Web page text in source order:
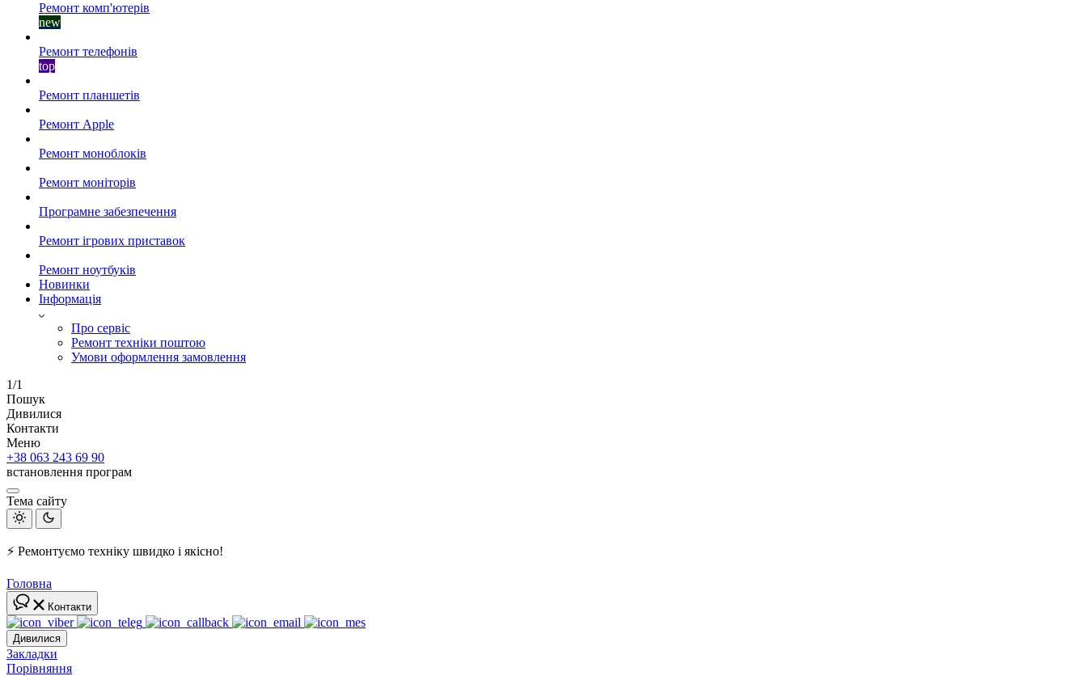
Ремонт комп'ютерів
new
Ремонт телефонів
top
Ремонт планшетів
Ремонт Apple
Ремонт моноблоків
Ремонт моніторів
Програмне забезпечення
Ремонт ігрових приставок
Ремонт ноутбуків
Новинки
Інформація
Про сервіс
Ремонт техніки поштою
Умови оформлення замовлення
1/1
Пошук
Дивилися
Контакти
Меню
+38 063 243 69 90
встановлення програм
Тема сайту
⚡ Ремонтуємо техніку швидко і якісно!
Головна
Контакти
Дивилися
Закладки
Порівняння